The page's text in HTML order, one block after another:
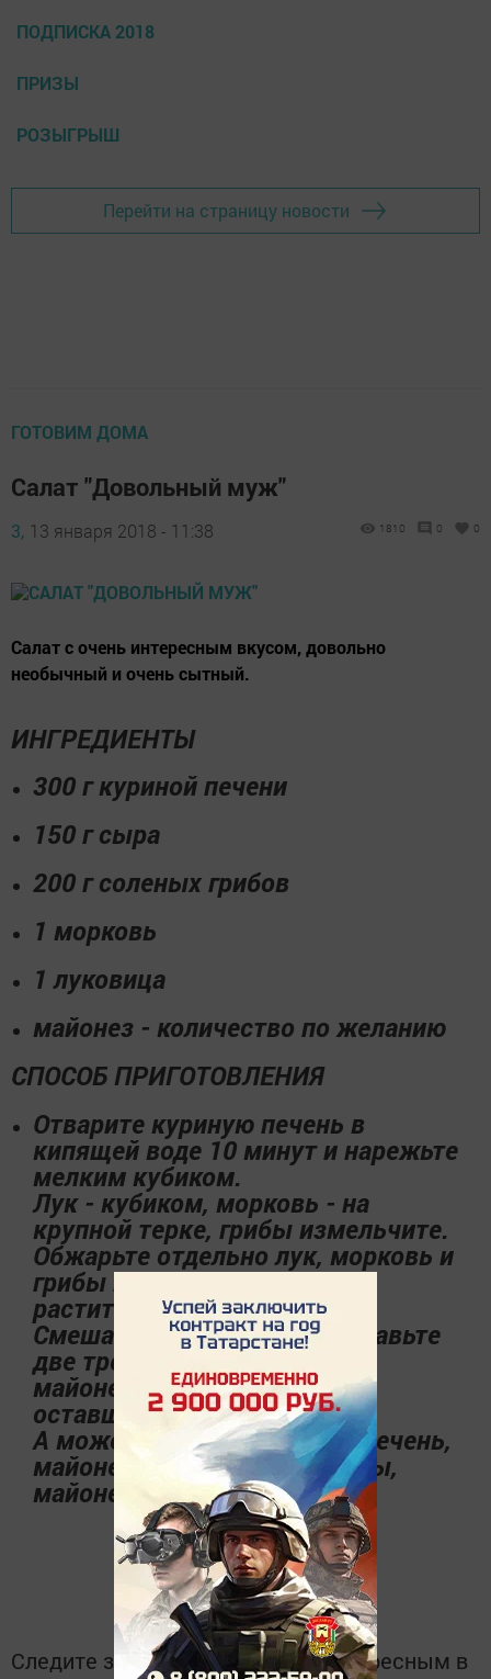
ПОДПИСКА 2018
ПРИЗЫ
РОЗЫГРЫШ
Перейти на страницу новости
ГОТОВИМ ДОМА
Салат "Довольный муж"
3, 13 января 2018 - 11:38 1810 0 0
Салат с очень интересным вкусом, довольно
необычный и очень сытный.
ИНГРЕДИЕНТЫ
300 г куриной печени
150 г сыра
200 г соленых грибов
1 морковь
1 луковица
майонез - количество по желанию
СПОСОБ ПРИГОТОВЛЕНИЯ
Отварите куриную печень в
кипящей воде 10 минут и нарежьте
мелким кубиком.
Лук - кубиком, морковь - на
крупной терке, грибы измельчите.
Обжарьте отдельно лук, морковь и
грибы на разогретом
растительном масле.
Смешайте ингредиенты, добавьте
две трети сыра, заправьте
майонезом и посыпьте
оставшимся сыром.
А можете собрать слоями: печень,
майонез, лук, морковь, грибы,
майонез, сыр.
Следите за самым важным и интересным в